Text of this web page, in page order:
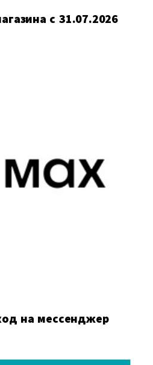
c 31.07.2026
на мессенджер